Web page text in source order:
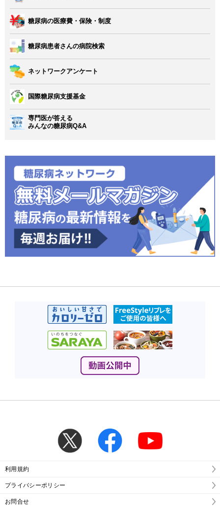
糖尿病の医療費・保険・制度
糖尿病患者さんの病院検索
ネットワークアンケート
国際糖尿病支援基金
専門医が答える
みんなの糖尿病Q&A
利用規約
プライバシーポリシー
お問合せ